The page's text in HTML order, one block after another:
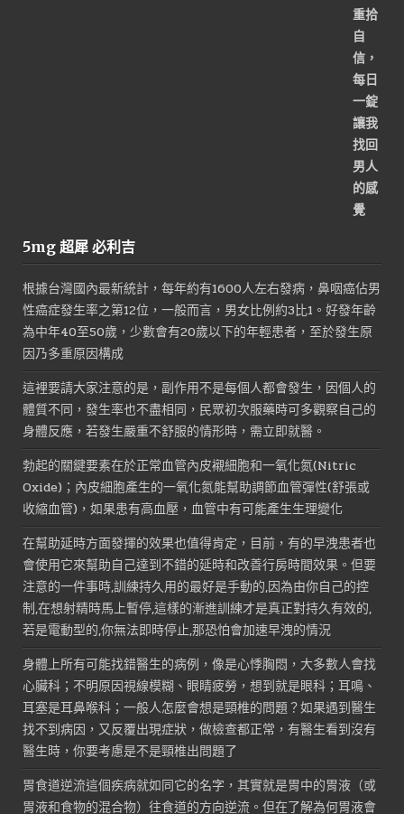
5mg 超犀 必利吉
根據台灣國內最新統計，每年約有1600人左右發病，鼻咽癌佔男
性癌症發生率之第12位，一般而言，男女比例約3比1。好發年齡
為中年40至50歲，少數會有20歲以下的年輕患者，至於發生原
因乃多重原因構成
這裡要請大家注意的是，副作用不是每個人都會發生，因個人的
體質不同，發生率也不盡相同，民眾初次服藥時可多觀察自己的
身體反應，若發生嚴重不舒服的情形時，需立即就醫。
勃起的關鍵要素在於正常血管內皮襯細胞和一氧化氮(Nitric
Oxide)；內皮細胞產生的一氧化氮能幫助調節血管彈性(舒張或
收縮血管)，如果患有高血壓，血管中有可能產生生理變化
在幫助延時方面發揮的效果也值得肯定，目前，有的早洩患者也
會使用它來幫助自己達到不錯的延時和改善行房時間效果。但要
注意的一件事時,訓練持久用的最好是手動的,因為由你自己的控
制,在想射精時馬上暫停,這樣的漸進訓練才是真正對持久有效的,
若是電動型的,你無法即時停止,那恐怕會加速早洩的情況
身體上所有可能找錯醫生的病例，像是心悸胸悶，大多數人會找
心臟科；不明原因視線模糊、眼睛疲勞，想到就是眼科；耳鳴、
耳塞是耳鼻喉科；一般人怎麼會想是頸椎的問題？如果遇到醫生
找不到病因，又反覆出現症狀，做檢查都正常，有醫生看到沒有
醫生時，你要考慮是不是頸椎出問題了
胃食道逆流這個疾病就如同它的名字，其實就是胃中的胃液（或
胃液和食物的混合物）往食道的方向逆流。但在了解為何胃液會